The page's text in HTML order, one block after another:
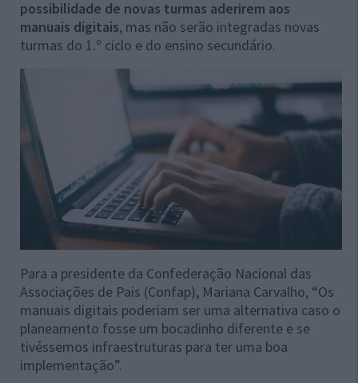
possibilidade de novas turmas aderirem aos
manuais digitais, mas não serão integradas novas
turmas do 1.º ciclo e do ensino secundário.
Para a presidente da Confederação Nacional das
Associações de Pais (Confap), Mariana Carvalho, “Os
manuais digitais poderiam ser uma alternativa caso o
planeamento fosse um bocadinho diferente e se
tivéssemos infraestruturas para ter uma boa
implementação”.